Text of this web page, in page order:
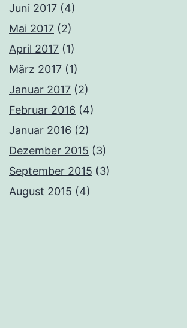
Juni 2017 (4)
Mai 2017 (2)
April 2017 (1)
März 2017 (1)
Januar 2017 (2)
Februar 2016 (4)
Januar 2016 (2)
Dezember 2015 (3)
September 2015 (3)
August 2015 (4)